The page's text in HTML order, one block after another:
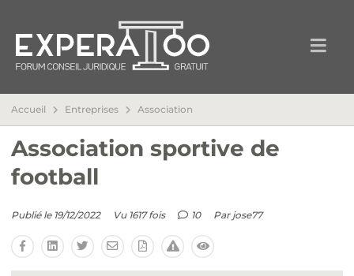
Accueil Entreprises Association
Association sportive de
football
Publié le 19/12/2022 Vu 1617 fois 10 Par jose77